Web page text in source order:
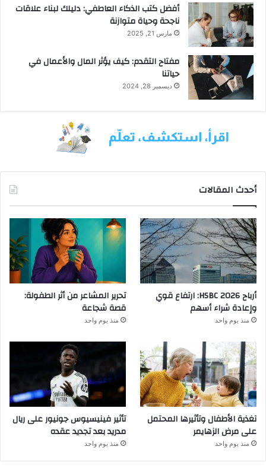
أفضل كتب الذكاء العاطفي: دليلك لبناء علاقات
ناجحة وحياة متوازنة
مارس 21, 2025
مفتاح التقدم: كيف يؤثر المال والأعمال في
حياتنا
ديسمبر 28, 2024
أحدث المقالات
أرباح HSBC 2026: ارتفاع قوي
وإعادة شراء أسهم
منذ يوم واحد
تحرير المشاعر من أثر الطفولة:
قصة شجاعة
منذ يوم واحد
تغذية الأطفال وتأثيرها المحتمل
على مرض الزهايمر
منذ يوم واحد
تأثير فينيسيوس جونيور على ريال
مدريد بعد تجديد عقده
منذ يوم واحد